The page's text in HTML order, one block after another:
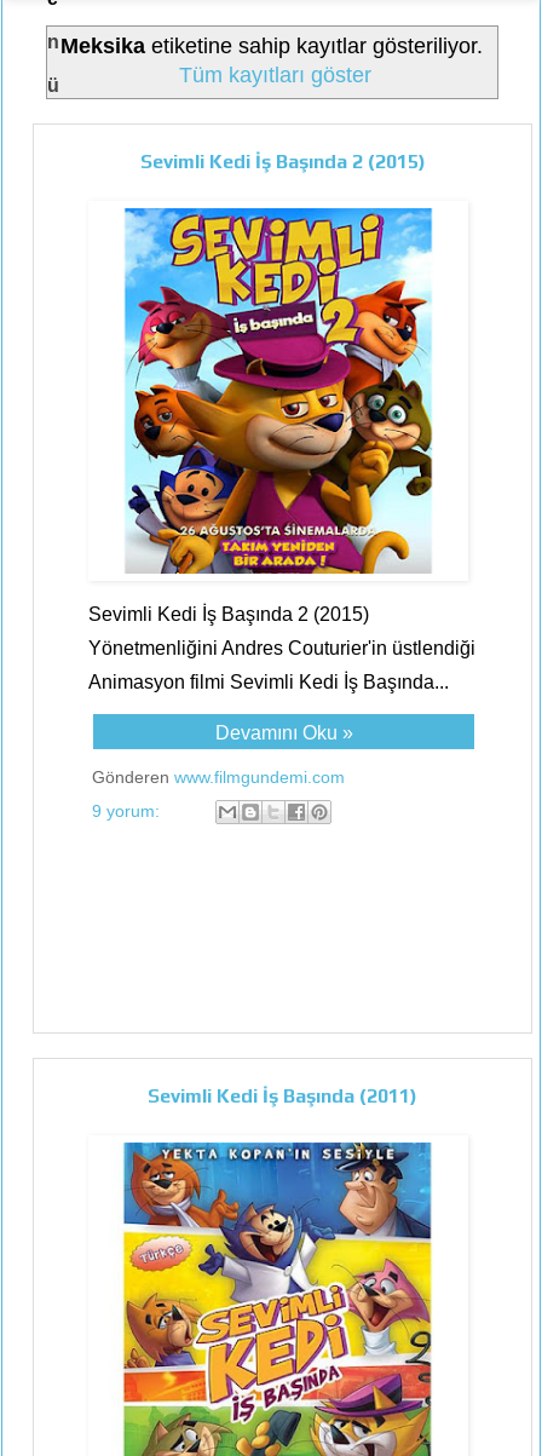
n
ü
Meksikaetiketine sahip kayıtlar gösteriliyor.
Tüm kayıtları göster
Sevimli Kedi İş Başında 2 (2015)
Sevimli Kedi İş Başında 2 (2015)
Yönetmenliğini Andres Couturier'in üstlendiği
Animasyon filmi Sevimli Kedi İş Başında...
Devamını Oku »
Gönderen www.filmgundemi.com
9 yorum:
Sevimli Kedi İş Başında (2011)